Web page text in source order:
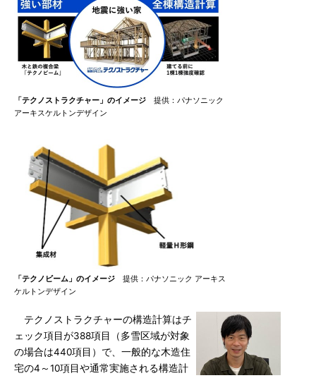
「テクノストラクチャー」のイメージ 提供：パナソニック
アーキスケルトンデザイン
「テクノビーム」のイメージ 提供：パナソニック アーキス
ケルトンデザイン
テクノストラクチャーの構造計算はチ
ェック項目が388項目（多雪区域が対象
の場合は440項目）で、一般的な木造住
宅の4～10項目や通常実施される構造計